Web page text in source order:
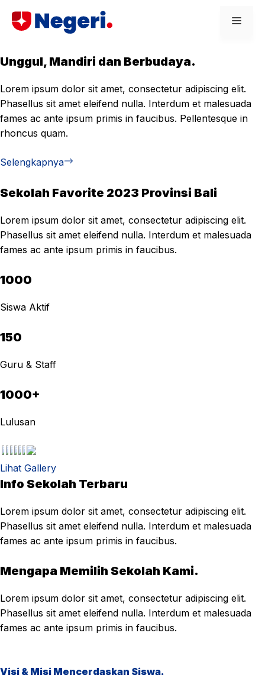
Unggul, Mandiri dan Berbudaya.
Lorem ipsum dolor sit amet, consectetur adipiscing elit.
Phasellus sit amet eleifend nulla. Interdum et malesuada
fames ac ante ipsum primis in faucibus. Pellentesque in
rhoncus quam.
Selengkapnya
Sekolah Favorite 2023 Provinsi Bali
Lorem ipsum dolor sit amet, consectetur adipiscing elit.
Phasellus sit amet eleifend nulla. Interdum et malesuada
fames ac ante ipsum primis in faucibus.
1000
Siswa Aktif
150
Guru & Staff
1000+
Lulusan
Lihat Gallery
Info Sekolah Terbaru
Lorem ipsum dolor sit amet, consectetur adipiscing elit.
Phasellus sit amet eleifend nulla. Interdum et malesuada
fames ac ante ipsum primis in faucibus.
Mengapa Memilih Sekolah Kami.
Lorem ipsum dolor sit amet, consectetur adipiscing elit.
Phasellus sit amet eleifend nulla. Interdum et malesuada
fames ac ante ipsum primis in faucibus.
Visi & Misi Mencerdaskan Siswa.